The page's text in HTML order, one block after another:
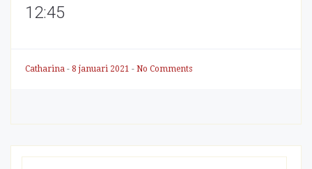
12:45
Catharina - 8 januari 2021 - No Comments